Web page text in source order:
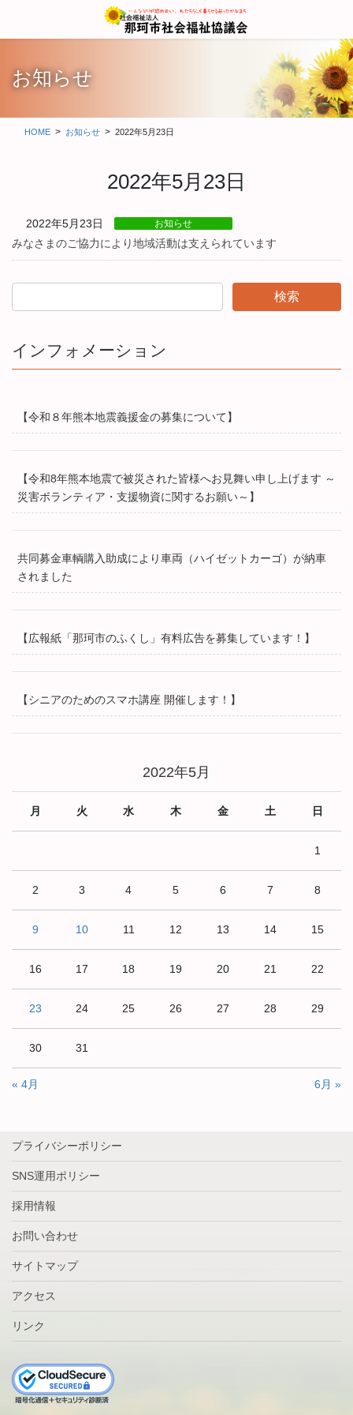
テ
ゲ
お知らせ
HOME お知らせ 2022年5月23日
2022年5月23日
2022年5月23日 お知らせ
みなさまのご協力により地域活動は支えられています
インフォメーション
【令和８年熊本地震義援金の募集について】
【令和8年熊本地震で被災された皆様へお見舞い申し上げます ～
災害ボランティア・支援物資に関するお願い～】
共同募金車輌購入助成により車両（ハイゼットカーゴ）が納車
されました
【広報紙「那珂市のふくし」有料広告を募集しています！】
【シニアのためのスマホ講座 開催します！】
2022年5月
月 火 水 木 金 土 日
1
2 3 4 5 6 7 8
9 10 11 12 13 14 15
16 17 18 19 20 21 22
23 24 25 26 27 28 29
30 31
« 4月 6月 »
プライバシーポリシー
SNS運用ポリシー
採用情報
お問い合わせ
サイトマップ
アクセス
リンク